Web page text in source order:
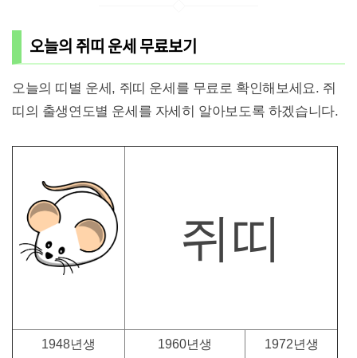
오늘의 쥐띠 운세 무료보기
오늘의 띠별 운세, 쥐띠 운세를 무료로 확인해보세요. 쥐
띠의 출생연도별 운세를 자세히 알아보도록 하겠습니다.
쥐띠
1948년생 1960년생 1972년생